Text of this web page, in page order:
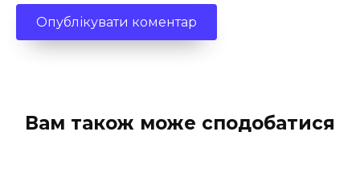
Вам також може сподобатися